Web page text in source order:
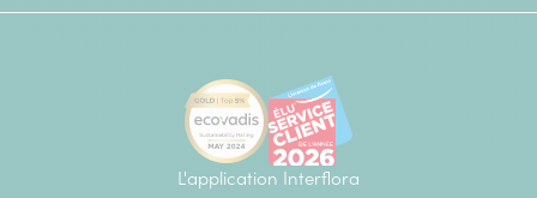
L'application Interflora